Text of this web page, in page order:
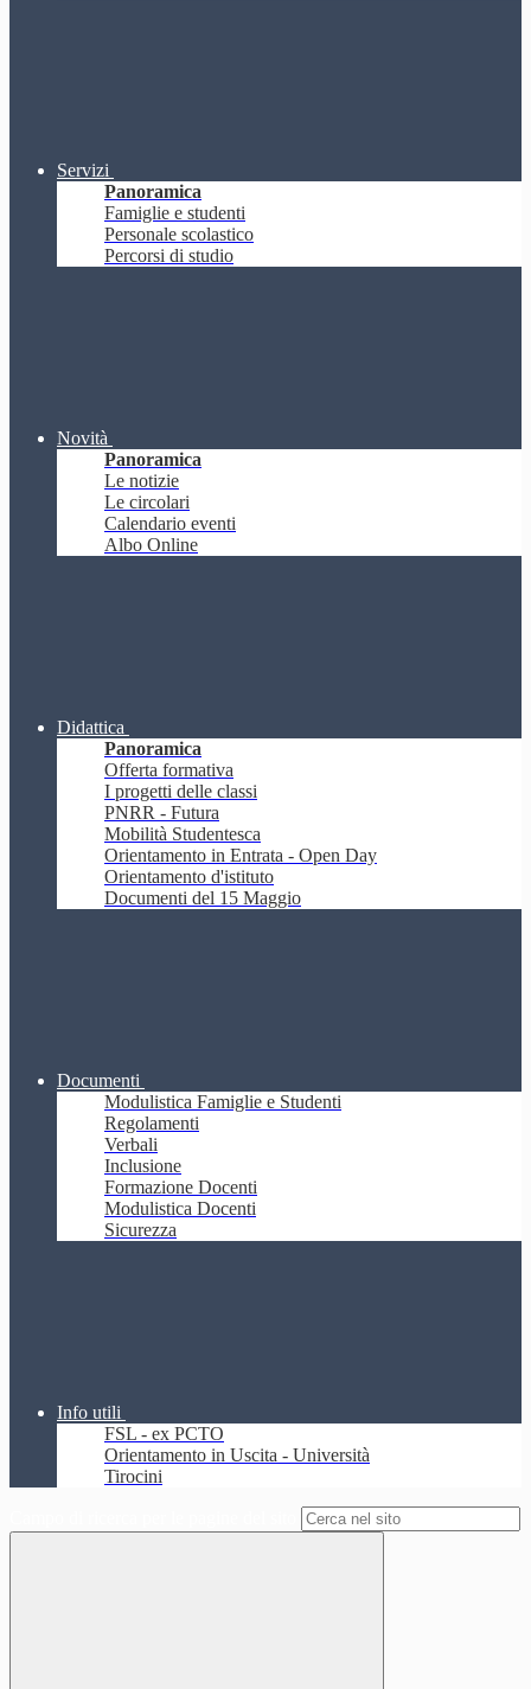
Servizi
Panoramica
Famiglie e studenti
Personale scolastico
Percorsi di studio
Novità
Panoramica
Le notizie
Le circolari
Calendario eventi
Albo Online
Didattica
Panoramica
Offerta formativa
I progetti delle classi
PNRR - Futura
Mobilità Studentesca
Orientamento in Entrata - Open Day
Orientamento d'istituto
Documenti del 15 Maggio
Documenti
Modulistica Famiglie e Studenti
Regolamenti
Verbali
Inclusione
Formazione Docenti
Modulistica Docenti
Sicurezza
Info utili
FSL - ex PCTO
Orientamento in Uscita - Università
Tirocini